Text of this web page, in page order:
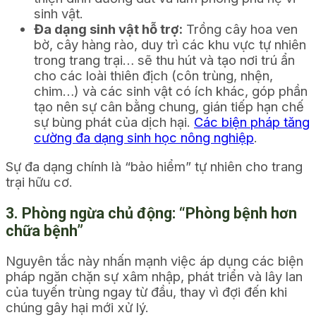
sinh vật.
Đa dạng sinh vật hỗ trợ: Trồng cây hoa ven
bờ, cây hàng rào, duy trì các khu vực tự nhiên
trong trang trại… sẽ thu hút và tạo nơi trú ẩn
cho các loài thiên địch (côn trùng, nhện,
chim…) và các sinh vật có ích khác, góp phần
tạo nên sự cân bằng chung, gián tiếp hạn chế
sự bùng phát của dịch hại. Các biện pháp tăng
cường đa dạng sinh học nông nghiệp.
Sự đa dạng chính là “bảo hiểm” tự nhiên cho trang
trại hữu cơ.
3. Phòng ngừa chủ động: “Phòng bệnh hơn
chữa bệnh”
Nguyên tắc này nhấn mạnh việc áp dụng các biện
pháp ngăn chặn sự xâm nhập, phát triển và lây lan
của tuyến trùng ngay từ đầu, thay vì đợi đến khi
chúng gây hại mới xử lý.